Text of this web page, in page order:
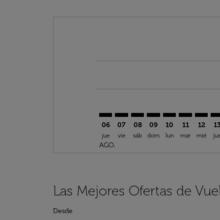
06
jue
AGO.
07
vie
08
sáb
09
dom
10
lun
11
mar
12
mié
Las Mejores Ofertas de
Desde